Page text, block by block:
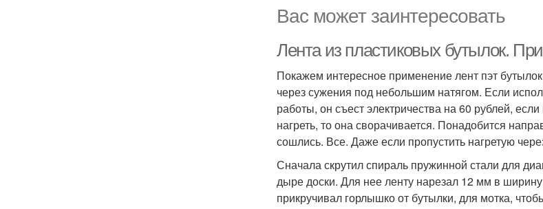
Вас может заинтересовать
Лента из пластиковых бутылок.
Покажем интересное применение лент пэт
через сужения под небольшим натягом. Если
работы, он съест электричества на 60 рублей,
нагреть, то она сворачивается. Понадобится
сошлись. Все. Даже если пропустить нагретую
Сначала скрутил спираль пружинной стали для
дыре доски. Для нее ленту нарезал 12 мм в
прикручивал горлышко от бутылки, для мотка,